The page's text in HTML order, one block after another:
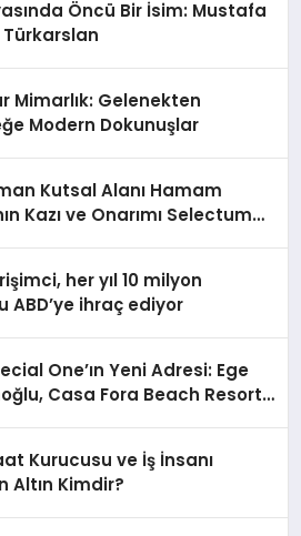
Öncü Bir İsim: Mustafa
Türkarslan
Mimarlık: Gelenekten
Modern Dokunuşlar
Kutsal Alanı Hamam
Kazı ve Onarımı Selectum
her yıl 10 milyon
ABD’ye ihraç ediyor
One’ın Yeni Adresi: Ege
Casa Fora Beach Resort
Kurucusu ve İş İnsanı
Altın Kimdir?